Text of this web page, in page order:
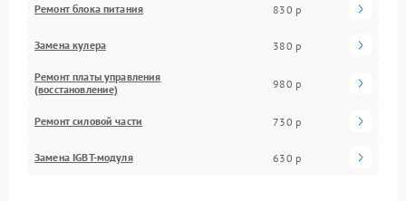
Ремонт блока питания 830 р
Замена кулера 380 р
Ремонт платы управления
(восстановление)
980 р
Ремонт силовой части 730 р
Замена IGBT-модуля 630 р